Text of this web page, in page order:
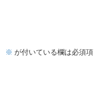
※ が付いている欄は必須項